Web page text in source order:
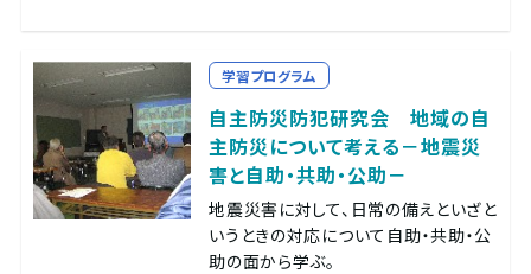
学習プログラム
自主防災防犯研究会 地域の自
主防災について考える－地震災
害と自助・共助・公助－
地震災害に対して、日常の備えといざと
いうときの対応について自助・共助・公
助の面から学ぶ。